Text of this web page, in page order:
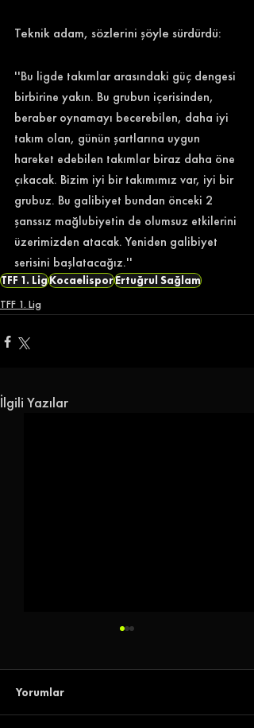
Teknik adam, sözlerini şöyle sürdürdü:
''Bu ligde takımlar arasındaki güç dengesi
birbirine yakın. Bu grubun içerisinden,
beraber oynamayı becerebilen, daha iyi
takım olan, günün şartlarına uygun
hareket edebilen takımlar biraz daha öne
çıkacak. Bizim iyi bir takımımız var, iyi bir
grubuz. Bu galibiyet bundan önceki 2
şanssız mağlubiyetin de olumsuz etkilerini
üzerimizden atacak. Yeniden galibiyet
serisini başlatacağız.''
TFF 1. LigKocaelisporErtuğrul Sağlam
TFF 1. Lig
İlgili Yazılar
Yorumlar